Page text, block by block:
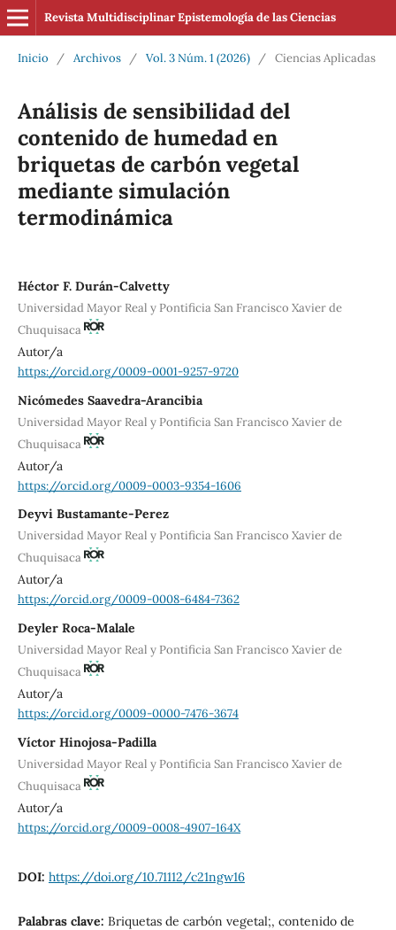
Revista Multidisciplinar Epistemología de las Ciencias
Inicio / Archivos / Vol. 3 Núm. 1 (2026) / Ciencias Aplicadas
Análisis de sensibilidad del
contenido de humedad en
briquetas de carbón vegetal
mediante simulación
termodinámica
Héctor F. Durán-Calvetty
Universidad Mayor Real y Pontificia San Francisco Xavier de
Chuquisaca
Autor/a
https://orcid.org/0009-0001-9257-9720
Nicómedes Saavedra-Arancibia
Universidad Mayor Real y Pontificia San Francisco Xavier de
Chuquisaca
Autor/a
https://orcid.org/0009-0003-9354-1606
Deyvi Bustamante-Perez
Universidad Mayor Real y Pontificia San Francisco Xavier de
Chuquisaca
Autor/a
https://orcid.org/0009-0008-6484-7362
Deyler Roca-Malale
Universidad Mayor Real y Pontificia San Francisco Xavier de
Chuquisaca
Autor/a
https://orcid.org/0009-0000-7476-3674
Víctor Hinojosa-Padilla
Universidad Mayor Real y Pontificia San Francisco Xavier de
Chuquisaca
Autor/a
https://orcid.org/0009-0008-4907-164X
DOI: https://doi.org/10.71112/c21ngw16
Palabras clave: Briquetas de carbón vegetal;, contenido de